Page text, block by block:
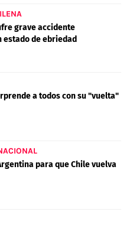
grave accidente
estado de ebriedad
a todos con su "vuelta"
para que Chile vuelva